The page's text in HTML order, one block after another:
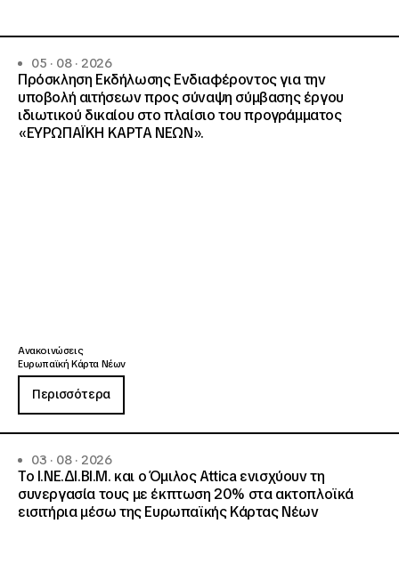
05 · 08 · 2026
Πρόσκληση Εκδήλωσης Ενδιαφέροντος για την
υποβολή αιτήσεων προς σύναψη σύμβασης έργου
ιδιωτικού δικαίου στο πλαίσιο του προγράμματος
«ΕΥΡΩΠΑΪΚΗ ΚΑΡΤΑ ΝΕΩΝ».
Ανακοινώσεις
Ευρωπαϊκή Κάρτα Νέων
Περισσότερα
03 · 08 · 2026
Το Ι.ΝΕ.ΔΙ.ΒΙ.Μ. και o Όμιλος Attica ενισχύουν τη
συνεργασία τους με έκπτωση 20% στα ακτοπλοϊκά
εισιτήρια μέσω της Ευρωπαϊκής Κάρτας Νέων